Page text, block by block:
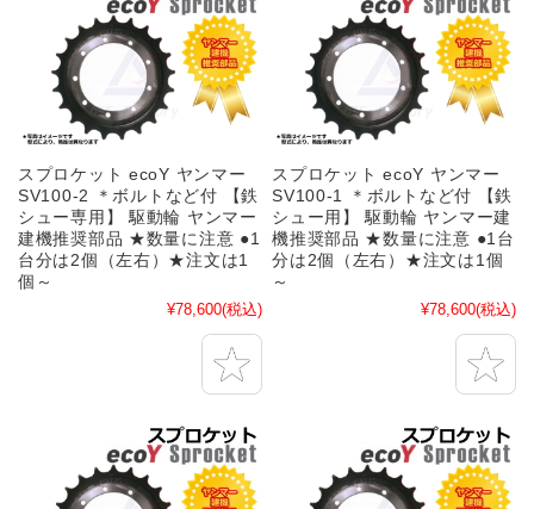
スプロケット ecoY ヤンマー
SV100-2 ＊ボルトなど付 【鉄
シュー専用】 駆動輪 ヤンマー
建機推奨部品 ★数量に注意 ●1
台分は2個（左右）★注文は1
個～
¥78,600(税込)
スプロケット ecoY ヤンマー
SV100-1 ＊ボルトなど付 【鉄
シュー用】 駆動輪 ヤンマー建
機推奨部品 ★数量に注意 ●1台
分は2個（左右）★注文は1個
～
¥78,600(税込)